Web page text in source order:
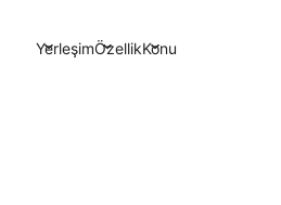
YerleşimÖzellikKonu